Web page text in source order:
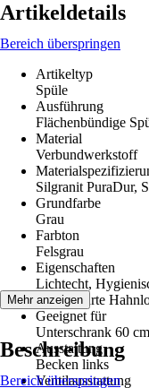
Artikeldetails
Bereich überspringen
Artikeltyp
Spüle
Ausführung
Flächenbündige
Material
Verbundwerkstoff
Silgranit PuraDur,
Grundfarbe
Grau
Farbton
Felsgrau
Eigenschaften
Lichtecht,
Vorgebohrte
Geeignet für
Unterschrank 60 cm
Ausstattung
Becken links
Ventilausstattung
Mehr anzeigen
Beschreibung
Bereich überspringen